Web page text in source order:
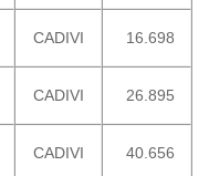
CADIVI 16.698
CADIVI 26.895
CADIVI 40.656